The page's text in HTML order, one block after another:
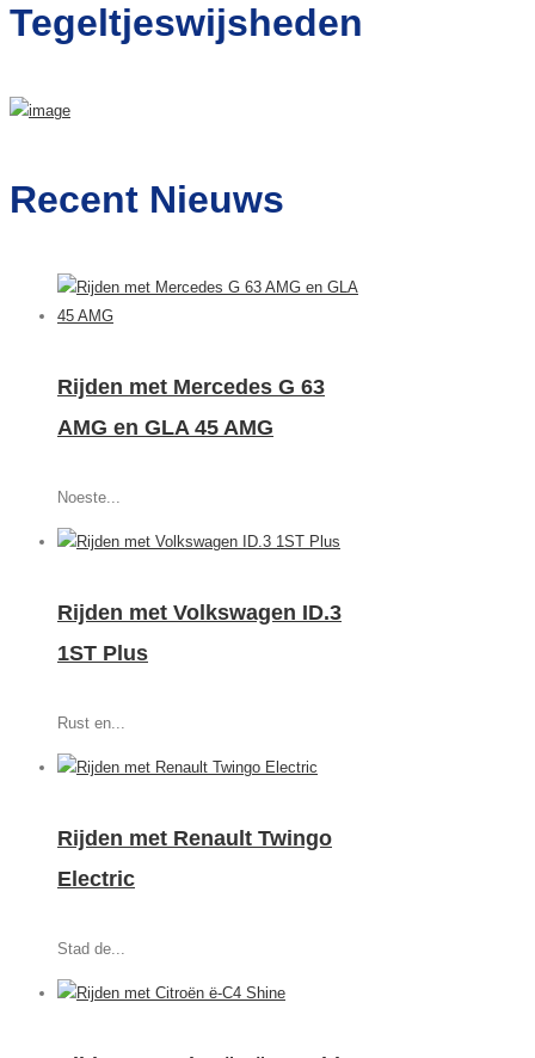
Tegeltjeswijsheden
Recent Nieuws
Rijden met Mercedes G 63
AMG en GLA 45 AMG
Noeste...
Rijden met Volkswagen ID.3
1ST Plus
Rust en...
Rijden met Renault Twingo
Electric
Stad de...